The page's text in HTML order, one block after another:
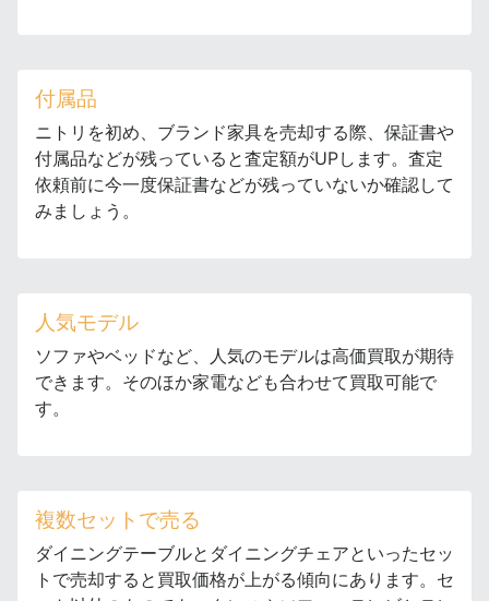
付属品
ニトリを初め、ブランド家具を売却する際、保証書や
付属品などが残っていると査定額がUPします。査定
依頼前に今一度保証書などが残っていないか確認して
みましょう。
人気モデル
ソファやベッドなど、人気のモデルは高価買取が期待
できます。そのほか家電なども合わせて買取可能で
す。
複数セットで売る
ダイニングテーブルとダイニングチェアといったセッ
トで売却すると買取価格が上がる傾向にあります。セ